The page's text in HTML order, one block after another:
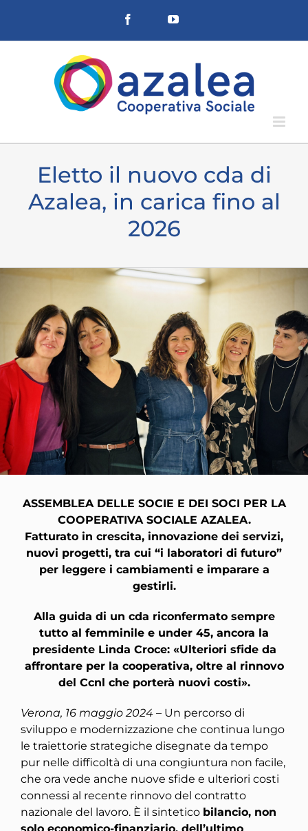
contenuto
Facebook YouTube
Eletto il nuovo cda di
Azalea, in carica fino al
2026
ASSEMBLEA DELLE SOCIE E DEI SOCI PER LA
COOPERATIVA SOCIALE AZALEA.
Fatturato in crescita, innovazione dei servizi,
nuovi progetti, tra cui “i laboratori di futuro”
per leggere i cambiamenti e imparare a
gestirli.
Alla guida di un cda riconfermato sempre
tutto al femminile e under 45, ancora la
presidente Linda Croce: «Ulteriori sfide da
affrontare per la cooperativa, oltre al rinnovo
del Ccnl che porterà nuovi costi».
Verona, 16 maggio 2024 – Un percorso di
sviluppo e modernizzazione che continua lungo
le traiettorie strategiche disegnate da tempo
pur nelle difficoltà di una congiuntura non facile,
che ora vede anche nuove sfide e ulteriori costi
connessi al recente rinnovo del contratto
nazionale del lavoro. È il sintetico bilancio, non